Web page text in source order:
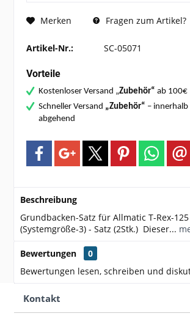
Merken Fragen zum Artikel?
Artikel-Nr.: SC-05071
Vorteile
Kostenloser Versand „Zubehör“ ab 100€
Schneller Versand „Zubehör“ – innerhalb
abgehend
Beschreibung
Grundbacken-Satz für Allmatic T-Rex-125
(Systemgröße-3) - Satz (2Stk.) Dieser...
Bewertungen
0
Bewertungen lesen, schreiben und
Kontakt